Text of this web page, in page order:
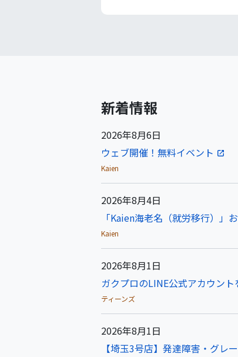
新着情報
2026年8月6日
ウェブ開催！無料イベント
Kaien
2026年8月4日
「Kaien海老名（就労移行）」
Kaien
2026年8月1日
ガクプロのLINE公式アカウント
ティーンズ
2026年8月1日
【埼玉3号店】発達障害・グレ